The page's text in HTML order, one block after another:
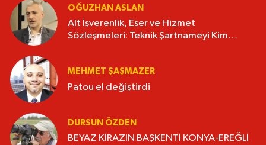
OĞUZHAN ASLAN
Alt İşverenlik, Eser ve Hizmet
Sözleşmeleri: Teknik Şartnameyi Kim
MEHMET ŞAŞMAZER
Patou el değiştirdi
DURSUN ÖZDEN
BEYAZ KİRAZIN BAŞKENTİ KONYA-EREĞLİ